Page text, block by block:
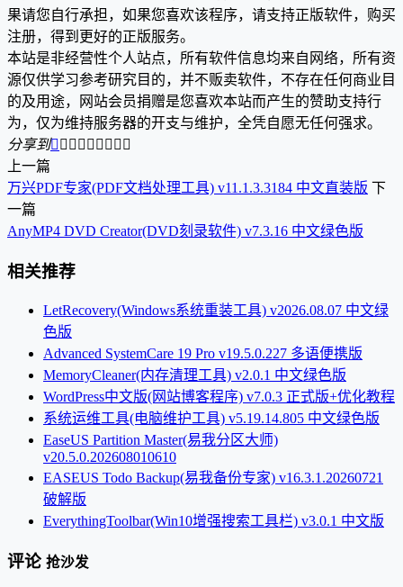
果请您自行承担，如果您喜欢该程序，请支持正版软件，购买
注册，得到更好的正版服务。
本站是非经营性个人站点，所有软件信息均来自网络，所有资
源仅供学习参考研究目的，并不贩卖软件，不存在任何商业目
的及用途，网站会员捐赠是您喜欢本站而产生的赞助支持行
为，仅为维持服务器的开支与维护，全凭自愿无任何强求。
分享到        
上一篇
万兴PDF专家(PDF文档处理工具) v11.1.3.3184 中文直装版 下
一篇
AnyMP4 DVD Creator(DVD刻录软件) v7.3.16 中文绿色版
相关推荐
LetRecovery(Windows系统重装工具) v2026.08.07 中文绿
色版
Advanced SystemCare 19 Pro v19.5.0.227 多语便携版
MemoryCleaner(内存清理工具) v2.0.1 中文绿色版
WordPress中文版(网站博客程序) v7.0.3 正式版+优化教程
系统运维工具(电脑维护工具) v5.19.14.805 中文绿色版
EaseUS Partition Master(易我分区大师)
v20.5.0.202608010610
EASEUS Todo Backup(易我备份专家) v16.3.1.20260721
破解版
EverythingToolbar(Win10增强搜索工具栏) v3.0.1 中文版
评论 抢沙发